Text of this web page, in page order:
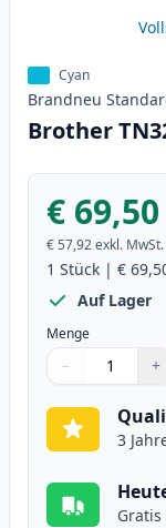
Cyan
Brandneu
Brother
€ 69,50
€ 57,92exkl. MwSt.
1 Stück | €
Auf Lager
Menge
Verwenden
− +
1
3
Gratis